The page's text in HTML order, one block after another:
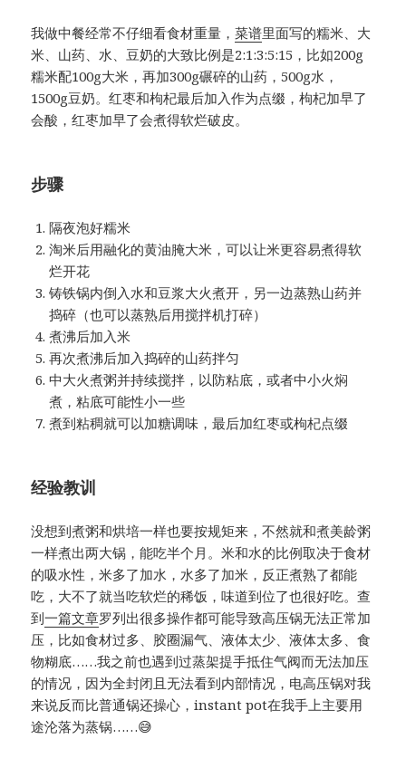
我做中餐经常不仔细看食材重量，菜谱里面写的糯米、大
米、山药、水、豆奶的大致比例是2:1:3:5:15，比如200g
糯米配100g大米，再加300g碾碎的山药，500g水，
1500g豆奶。红枣和枸杞最后加入作为点缀，枸杞加早了
会酸，红枣加早了会煮得软烂破皮。
步骤
隔夜泡好糯米
淘米后用融化的黄油腌大米，可以让米更容易煮得软
烂开花
铸铁锅内倒入水和豆浆大火煮开，另一边蒸熟山药并
捣碎（也可以蒸熟后用搅拌机打碎）
煮沸后加入米
再次煮沸后加入捣碎的山药拌匀
中大火煮粥并持续搅拌，以防粘底，或者中小火焖
煮，粘底可能性小一些
煮到粘稠就可以加糖调味，最后加红枣或枸杞点缀
经验教训
没想到煮粥和烘培一样也要按规矩来，不然就和煮美龄粥
一样煮出两大锅，能吃半个月。米和水的比例取决于食材
的吸水性，米多了加水，水多了加米，反正煮熟了都能
吃，大不了就当吃软烂的稀饭，味道到位了也很好吃。查
到一篇文章罗列出很多操作都可能导致高压锅无法正常加
压，比如食材过多、胶圈漏气、液体太少、液体太多、食
物糊底……我之前也遇到过蒸架提手抵住气阀而无法加压
的情况，因为全封闭且无法看到内部情况，电高压锅对我
来说反而比普通锅还操心，instant pot在我手上主要用
途沦落为蒸锅……😅